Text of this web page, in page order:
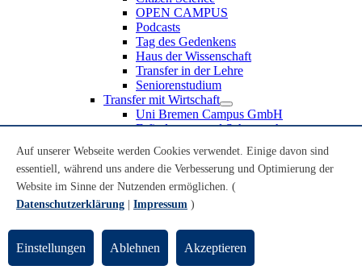
OPEN CAMPUS
Podcasts
Tag des Gedenkens
Haus der Wissenschaft
Transfer in der Lehre
Seniorenstudium
Transfer mit Wirtschaft
Uni Bremen Campus GmbH
Erfindungen und Schutzrechte
Recruiting an der Universität Bremen
Weiterbildung an der Universität Bremen
Transfer mit Schule
Schülerinnen und Schüler
Schulklassen
Lehrkräfte
Gründungsunterstützung
Auf unserer Webseite werden Cookies verwendet. Einige davon sind
essentiell, während uns andere die Verbesserung und Optimierung der
Website im Sinne der Nutzenden ermöglichen. (
Datenschutzerklärung
Impressum )
Einstellungen Ablehnen Akzeptieren